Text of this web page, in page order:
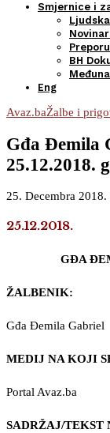
Smjernice i
BH
Eng
Avaz.baŽalbe i
Gđa Đemila
25.12.2018.
25. Decembra 2018.
25.12.2018.
GĐA
ŽALBENIK:
Gđa Đemila Gabriel
MEDIJ NA KOJI
Portal Avaz.ba
SADRŽAJ/TEKST